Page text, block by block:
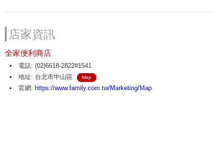
店家資訊
全家便利商店
電話: (02)6618-2822#1541
地址: 台北市中山區
Map
官網: https://www.family.com.tw/Marketing/Map